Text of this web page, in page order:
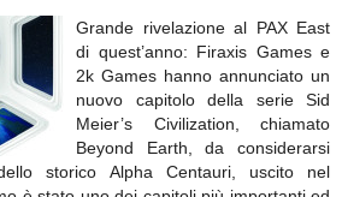
Grande rivelazione al PAX East
di quest’anno: Firaxis Games e
2k Games hanno annunciato un
nuovo capitolo della serie Sid
Meier’s Civilization, chiamato
Beyond Earth, da considerarsi
storico Alpha Centauri, uscito nel